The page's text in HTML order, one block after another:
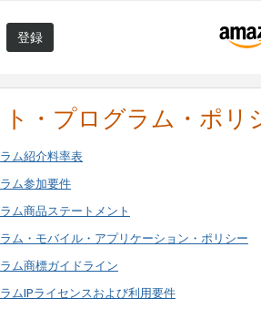
登録
・プログラム・ポリ
ム紹介料率表
ム参加要件
ム商品ステートメント
ム・モバイル・アプリケーション・ポリシー
ム商標ガイドライン
ムIPライセンスおよび利用要件